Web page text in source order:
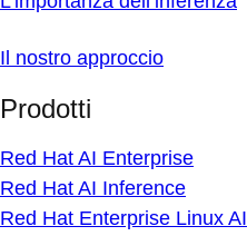
Il nostro approccio
Prodotti
Red Hat AI Enterprise
Red Hat AI Inference
Red Hat Enterprise Linux AI